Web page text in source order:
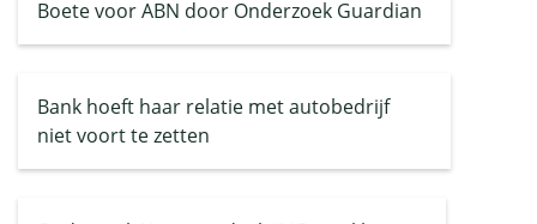
Boete voor ABN door Onderzoek Guardian
Bank hoeft haar relatie met autobedrijf
niet voort te zetten